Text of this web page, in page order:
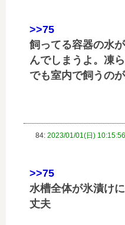
>>75
飼ってる容器の水
んでしまうよ。凍
でも室内で飼うの
84: 2023/01/01(日)
>>75
水槽全体が氷漬け
丈夫